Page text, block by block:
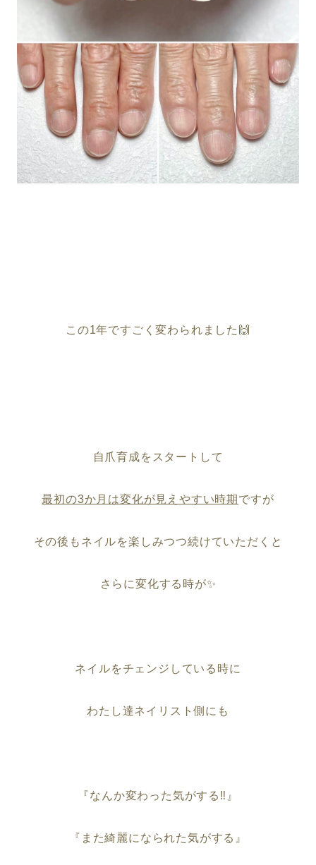
この1年ですごく変わられました🙌
自爪育成をスタートして
最初の3か月は変化が見えやすい時期 ですが
その後もネイルを楽しみつつ続けていただくと
さらに変化する時が✨
ネイルをチェンジしている時に
わたし達ネイリスト側にも
『なんか変わった気がする‼︎』
『また綺麗になられた気がする』